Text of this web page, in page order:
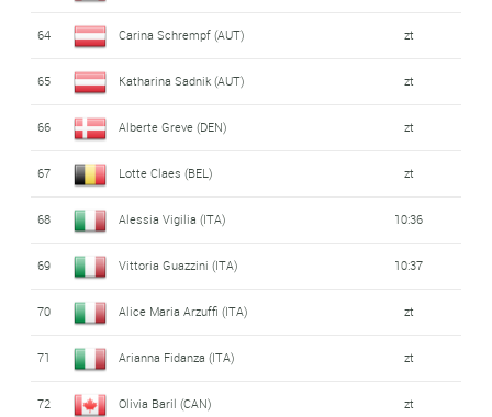
64 Carina Schrempf (AUT) zt
65 Katharina Sadnik (AUT) zt
66 Alberte Greve (DEN) zt
67 Lotte Claes (BEL) zt
68 Alessia Vigilia (ITA) 10:36
69 Vittoria Guazzini (ITA) 10:37
70 Alice Maria Arzuffi (ITA) zt
71 Arianna Fidanza (ITA) zt
72 Olivia Baril (CAN) zt